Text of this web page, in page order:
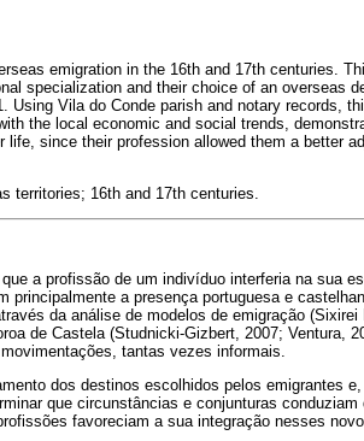
emigration in the 16th and 17th centuries.
specialization and their choice of an overseas
Using Vila do Conde parish and notary records,
the local economic and social trends,
since their profession allowed them a better
territories; 16th and 17th centuries.
a profissão de um indivíduo interferia na sua
principalmente a presença portuguesa e
da análise de modelos de emigração
de Castela (Studnicki-Gizbert, 2007; Ventura,
tantas vezes informais.
dos destinos escolhidos pelos emigrantes
que circunstâncias e conjunturas
favoreciam a sua integração nesses